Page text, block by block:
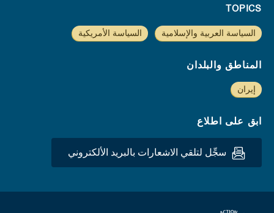
TOPICS
السياسة العربية والإسلامية السياسة الأمريكية
المناطق والبلدان
إيران
ابق على اطلاع
سجِّل لتلقي الاشعارات بالبريد الألكتروني